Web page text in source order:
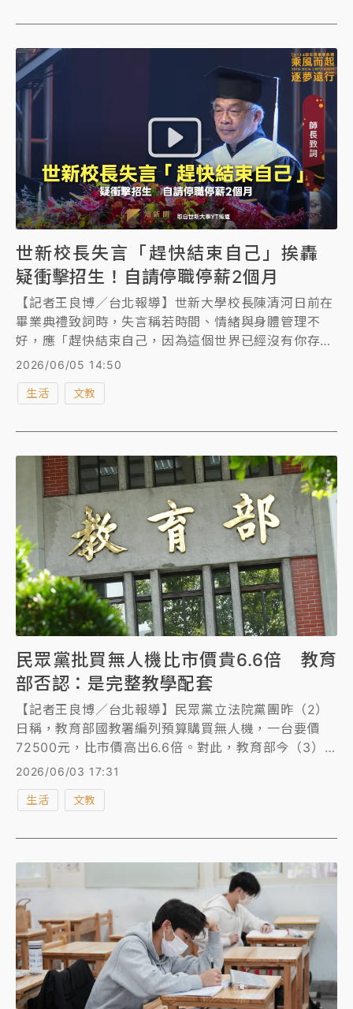
解決到這個問題，信件被送回海大，內部將進行非標準
的輸寫格式時，機器的判讀有落差怎麼來輔助。
世新校長失言「趕快結束自己」挨轟
疑衝擊招生！自請停職停薪2個月
【記者王良博／台北報導】世新大學校長陳清河日前在
畢業典禮致詞時，失言稱若時間、情緒與身體管理不
好，應「趕快結束自己，因為這個世界已經沒有你存在
的必要」。校方昨（4）日仍未承認失言，今（5）日則
月以示負責，校方也稱，把「有毒狼性」傳達給畢業
2026/06/05 14:50
生活 文教
民眾黨批買無人機比市價貴6.6倍 教育
部否認：是完整教學配套
【記者王良博／台北報導】民眾黨立法院黨團昨（2）
日稱，教育部國教署編列預算購買無人機，一台要價
72500元，比市價高出6.6倍。對此，教育部今（3）
日回應，規劃的內容不只有單一無人機，還有遙控器、
電池、耗材、維修保固以及無人機足球的感應式球門
等，民眾黨黨團所說的是單一空機價格，教育部規劃採
2026/06/03 17:31
生活 文教